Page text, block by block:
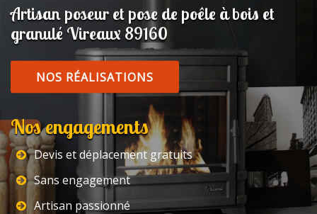
Artisan poseur et pose de poêle à bois et
granulé Vireaux 89160
NOS RÉALISATIONS
Nos engagements
Devis et déplacement gratuits
Sans engagement
Artisan passionné